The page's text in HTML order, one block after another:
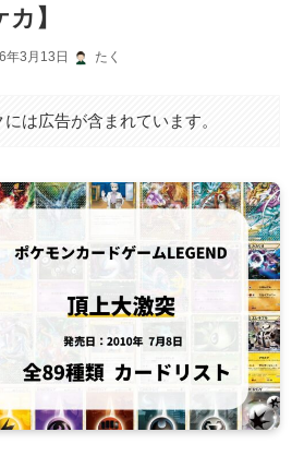
】
年3月13日 たく
は広告が含まれています。